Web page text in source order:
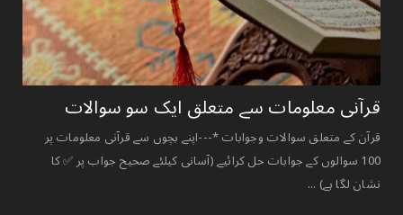
قرآنی ‏معلومات ‏سے ‏متعلق ‏ایک ‏سو ‏سوالات ‏
قرآن کے متعلق سوالات وجوابات *---اپنے بچوں سے قرآنی معلومات پر
100 سوالوں کے جوابات حل کرائیے (آسانی کیلئے صحیح جواب پر ✅ کا
نشان لگا ہے) ...